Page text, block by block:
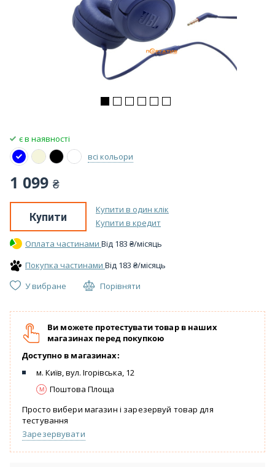
є в наявності
всі кольори
1 099 ₴
Купити
Купити в один клік
Купити в кредит
Оплата частинами Вiд 183 ₴/місяць
Покупка частинами Вiд 183 ₴/місяць
У вибране
Порівняти
Ви можете протестувати товар в наших
магазинах перед покупкою
Доступно в магазинах:
м. Київ, вул. Ігорівська, 12
Поштова Площа
Просто вибери магазин і зарезервуй товар для
тестування
Зарезервувати